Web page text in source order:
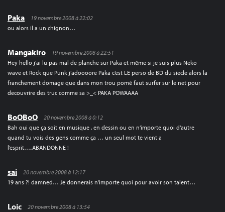
Paka
19 novembre 2008 à 22:02
ou alors il a un chignon…
Mangakiro
19 novembre 2008 à 22:51
Hey hello j’ai lu pas mal de planche sur Paka et même si je suis plus Neko
wave et Rock que Punk j’adoooore Paka c’est LE perso de BD du siecle alors la
franchement domage que dans mon trou pomé faut surfer sur le net pour
decouvrire des truc comme sa >_< PAKA POWAAAA
BoOBoO
20 novembre 2008 à 0:12
Bah oui que ça soit en musique , en dessin ou en n’importe quoi d’autre
quand tu vois des gens comme ça … un seul mot te vient a
l’esprit…..ABANDONNE !
sai
20 novembre 2008 à 12:17
19 ans ?! damned… Je donnerais n’importe quoi pour avoir son talent…
Loic
20 novembre 2008 à 13:54